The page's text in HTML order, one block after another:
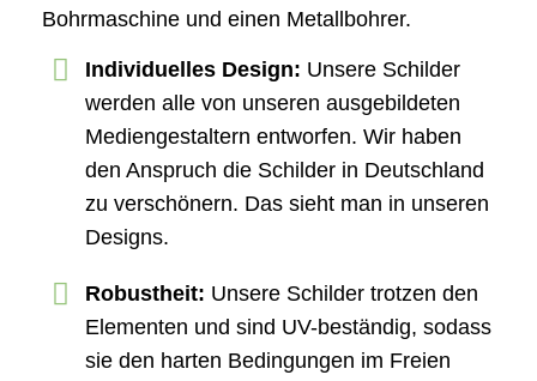
Bohrmaschine und einen Metallbohrer.
Individuelles Design: Unsere Schilder
werden alle von unseren ausgebildeten
Mediengestaltern entworfen. Wir haben
den Anspruch die Schilder in Deutschland
zu verschönern. Das sieht man in unseren
Designs.
Robustheit: Unsere Schilder trotzen den
Elementen und sind UV-beständig, sodass
sie den harten Bedingungen im Freien